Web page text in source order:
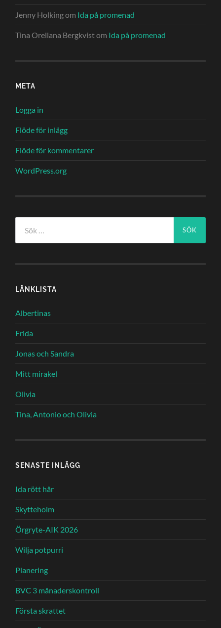
Jenny Holkingom Ida på promenad
Tina Orellana Bergkvistom Ida på promenad
META
Logga in
Flöde för inlägg
Flöde för kommentarer
WordPress.org
efter:
LÄNKLISTA
Albertinas
Frida
Jonas och Sandra
Mitt mirakel
Olivia
Tina, Antonio och Olivia
SENASTE INLÄGG
Ida rött hår
Skytteholm
Örgryte-AIK 2026
Wilja potpurri
Planering
BVC 3 månaderskontroll
Första skrattet